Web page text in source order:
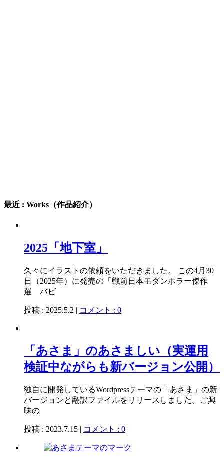
最近 : Works（作品紹介）
2025「地下室」
久々にイラストの依頼をいただきました。 この4月30
日（2025年）に発売の「戦前日本モダンホラー傑作
選 バビ
投稿 : 2025.5.2 | コメント : 0
「あさま」のあさましい（実運用
検証中ながらも新バージョン公開）
独自に開発しているWordpressテーマの「あさま」の新
バージョンと翻訳ファイルをリリースしました。ご興
味の
投稿 : 2023.7.15 | コメント : 0